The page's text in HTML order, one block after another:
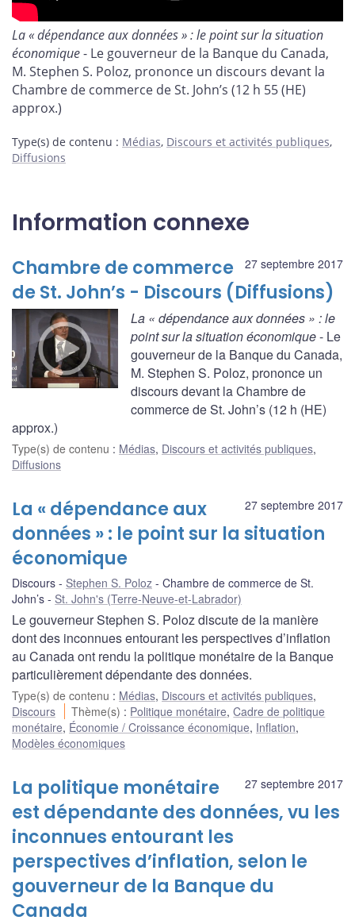
La « dépendance aux données » : le point sur la situation
économique- Le gouverneur de la Banque du Canada,
M. Stephen S. Poloz, prononce un discours devant la
Chambre de commerce de St. John’s (12 h 55 (HE)
approx.)
Type(s) de contenu : Médias, Discours et activités publiques,
Diffusions
Information connexe
27 septembre 2017
Chambre de commerce
de St. John’s - Discours (Diffusions)
La « dépendance aux données » : le
point sur la situation économique- Le
gouverneur de la Banque du Canada,
M. Stephen S. Poloz, prononce un
discours devant la Chambre de
commerce de St. John’s (12 h (HE)
approx.)
Type(s) de contenu : Médias, Discours et activités publiques,
Diffusions
27 septembre 2017
La « dépendance aux
données » : le point sur la situation
économique
Discours Stephen S. Poloz
Chambre de commerce de St.
John’s
St. John's (Terre-Neuve-et-Labrador)
Le gouverneur Stephen S. Poloz discute de la manière
dont des inconnues entourant les perspectives d’inflation
au Canada ont rendu la politique monétaire de la Banque
particulièrement dépendante des données.
Type(s) de contenu : Médias, Discours et activités publiques,
Discours
Thème(s) : Politique monétaire,Cadre de politique
monétaire, Économie / Croissance économique, Inflation,
Modèles économiques
27 septembre 2017
La politique monétaire
est dépendante des données, vu les
inconnues entourant les
perspectives d’inflation, selon le
gouverneur de la Banque du
Canada